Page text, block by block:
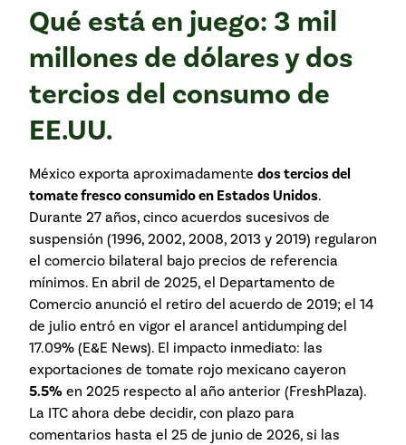
Qué está en juego: 3 mil
millones de dólares y dos
tercios del consumo de
EE.UU.
México exporta aproximadamente dos tercios del
tomate fresco consumido en Estados Unidos.
Durante 27 años, cinco acuerdos sucesivos de
suspensión (1996, 2002, 2008, 2013 y 2019) regularon
el comercio bilateral bajo precios de referencia
mínimos. En abril de 2025, el Departamento de
Comercio anunció el retiro del acuerdo de 2019; el 14
de julio entró en vigor el arancel antidumping del
17.09% (E&E News). El impacto inmediato: las
exportaciones de tomate rojo mexicano cayeron
5.5% en 2025 respecto al año anterior (FreshPlaza).
La ITC ahora debe decidir, con plazo para
comentarios hasta el 25 de junio de 2026, si las